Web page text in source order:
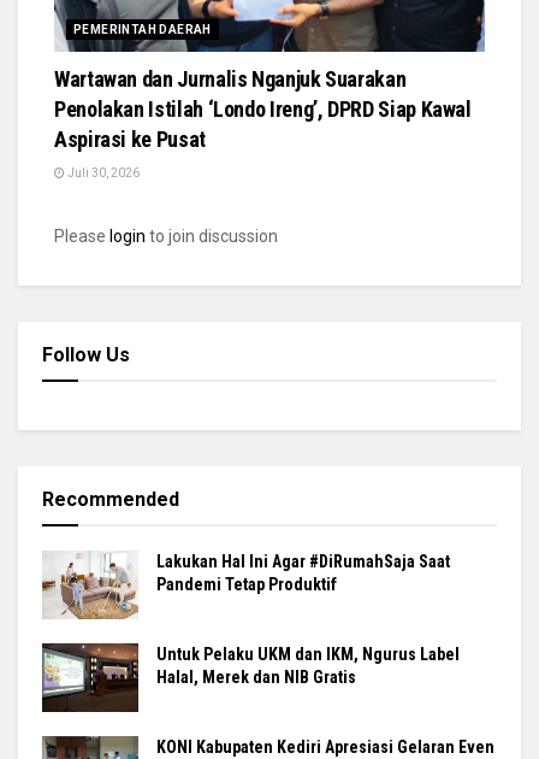
PEMERINTAH DAERAH
Wartawan dan Jurnalis Nganjuk Suarakan
Penolakan Istilah ‘Londo Ireng’, DPRD Siap Kawal
Aspirasi ke Pusat
Juli 30, 2026
Please login to join discussion
Follow Us
Recommended
Lakukan Hal Ini Agar #DiRumahSaja Saat
Pandemi Tetap Produktif
Untuk Pelaku UKM dan IKM, Ngurus Label
Halal, Merek dan NIB Gratis
KONI Kabupaten Kediri Apresiasi Gelaran Even